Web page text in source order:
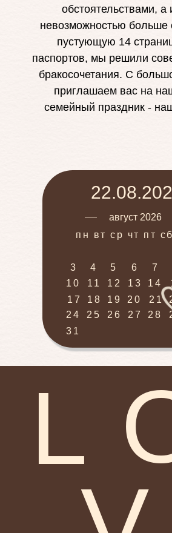
обстоятельствами, а
невозможностью больше
пустующую 14
паспортов, мы решили
бракосочетания. С
приглашаем вас на
семейный праздник -
август 2026
28
24
31
25 26 27
17
18 19 20
13 14
4
5 7
10
11 12
пн вт ср чт пт
3
21
6
L